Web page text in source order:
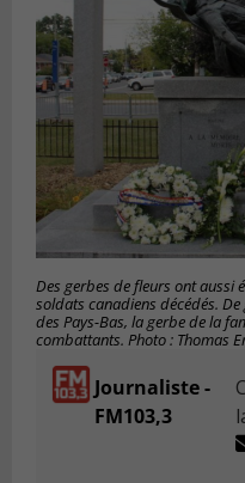
Des gerbes de fleurs ont aussi
soldats canadiens décédés.
des Pays-Bas, la gerbe de la
combattants. Photo : Thomas
Journaliste -
FM103,3